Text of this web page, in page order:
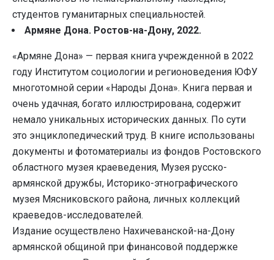
студентов гуманитарных специальностей.
Армяне Дона. Ростов-на-Дону, 2022.
«Армяне Дона» — первая книга учрежденной в 2022
году Институтом социологии и регионоведения ЮФУ
многотомной серии «Народы Дона». Книга первая и
очень удачная, богато иллюстрирована, содержит
немало уникальных исторических данных. По сути
это энциклопедический труд. В книге использованы
документы и фотоматериалы из фондов Ростовского
областного музея краеведения, Музея русско-
армянской дружбы, Историко-этнографического
музея Мясниковского района, личных коллекций
краеведов-исследователей.
Издание осуществлено Нахичеванской-на-Дону
армянской общиной при финансовой поддержке